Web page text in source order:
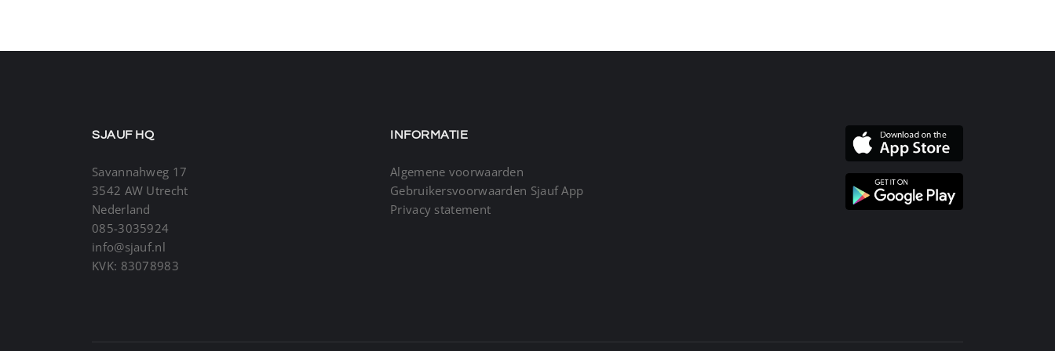
SJAUF HQ
Savannahweg 17
3542 AW Utrecht
Nederland
085-3035924
info@sjauf.nl
KVK: 83078983
INFORMATIE
Algemene voorwaarden
Gebruikersvoorwaarden Sjauf App
Privacy statement